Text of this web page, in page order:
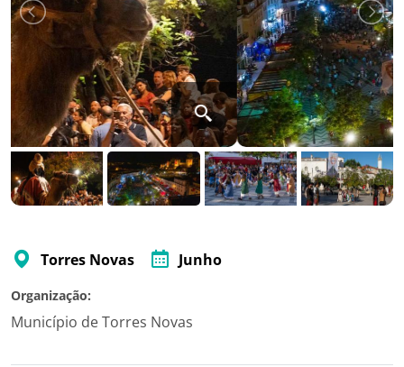
Torres Novas Junho
Organização:
Município de Torres Novas